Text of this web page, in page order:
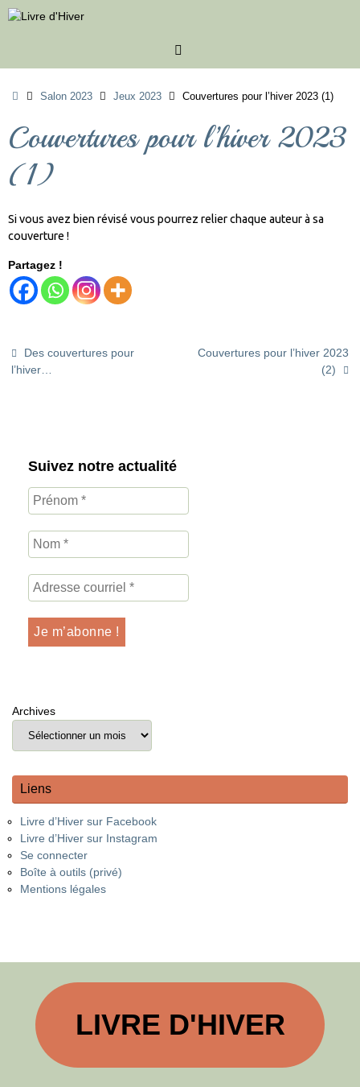
Passer
au
AccueilSalon 2023 Jeux 2023 Couvertures pour l’hiver 2023 (1)
Couvertures pour l’hiver 2023
(1)
Si vous avez bien révisé vous pourrez relier chaque auteur à sa
couverture !
Partagez !
Des couvertures pour
l’hiver…
Couvertures pour l’hiver 2023
(2)
Suivez notre actualité
Archives
Liens
Livre d’Hiver sur Facebook
Livre d’Hiver sur Instagram
Se connecter
Boîte à outils (privé)
Mentions légales
LIVRE D'HIVER